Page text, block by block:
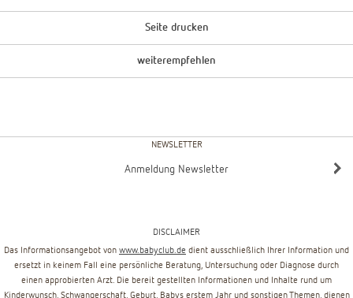
Seite drucken
weiterempfehlen
NEWSLETTER
Anmeldung Newsletter
DISCLAIMER
Das Informationsangebot von www.babyclub.de dient ausschließlich Ihrer Information und
ersetzt in keinem Fall eine persönliche Beratung, Untersuchung oder Diagnose durch
einen approbierten Arzt. Die bereit gestellten Informationen und Inhalte rund um
Kinderwunsch, Schwangerschaft, Geburt, Babys erstem Jahr und sonstigen Themen, dienen